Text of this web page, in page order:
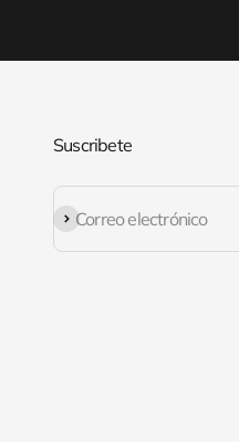
Suscribete
Correo electrónico
Suscribirse